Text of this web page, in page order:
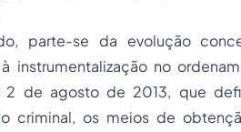
parte-se da evolução
instrumentalização no
2 de agosto de 2013, que
criminal, os meios de